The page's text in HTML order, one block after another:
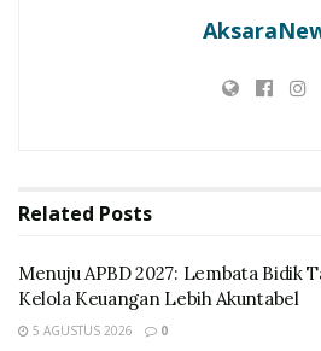
Pembukaan laga di Lapangan
Related Posts
Menuju APBD 2027: Lembata Bidik
Kelola Keuangan Lebih Akuntabel
5 AGUSTUS 2026 0